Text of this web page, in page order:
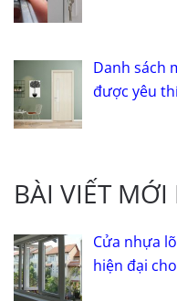
Danh sách
được yêu
BÀI VIẾT
Cửa nhựa
hiện đại